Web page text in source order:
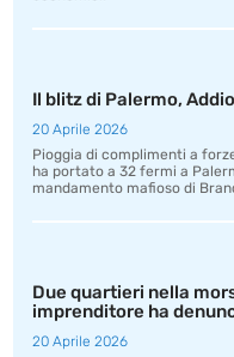
Il blitz di Palermo,
20 Aprile 2026
Pioggia di complimenti a
ha portato a 32 fermi a
mandamento mafioso di
Due quartieri nella
imprenditore ha
20 Aprile 2026